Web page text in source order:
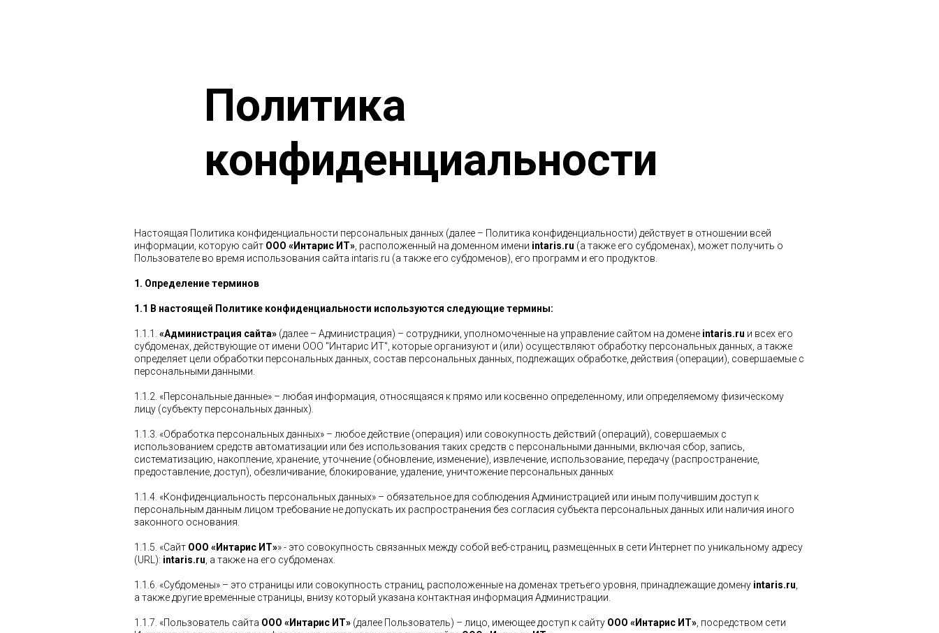
Политика
конфиденциальности
Настоящая Политика конфиденциальности персональных данных (далее – Политика конфиденциальности) действует в отношении всей
информации, которую сайт ООО «Интарис ИТ» , расположенный на доменном имени intaris.ru (а также его субдоменах), может получить о
Пользователе во время использования сайта intaris.ru (а также его субдоменов), его программ и его продуктов.
1. Определение терминов
1.1 В настоящей Политике конфиденциальности используются следующие термины:
1.1.1. «Администрация сайта» (далее – Администрация) – сотрудники, уполномоченные на управление сайтом на домене intaris.ru и всех его
субдоменах, действующие от имени ООО "Интарис ИТ", которые организуют и (или) осуществляют обработку персональных данных, а также
определяет цели обработки персональных данных, состав персональных данных, подлежащих обработке, действия (операции), совершаемые с
персональными данными.
1.1.2. «Персональные данные» – любая информация, относящаяся к прямо или косвенно определенному, или определяемому физическому
лицу (субъекту персональных данных).
1.1.3. «Обработка персональных данных» – любое действие (операция) или совокупность действий (операций), совершаемых с
использованием средств автоматизации или без использования таких средств с персональными данными, включая сбор, запись,
систематизацию, накопление, хранение, уточнение (обновление, изменение), извлечение, использование, передачу (распространение,
предоставление, доступ), обезличивание, блокирование, удаление, уничтожение персональных данных
1.1.4. «Конфиденциальность персональных данных» – обязательное для соблюдения Администрацией или иным получившим доступ к
персональным данным лицом требование не допускать их распространения без согласия субъекта персональных данных или наличия иного
законного основания.
1.1.5. «Сайт ООО «Интарис ИТ»» - это совокупность связанных между собой веб-страниц, размещенных в сети Интернет по уникальному адресу
(URL): intaris.ru , а также на его субдоменах.
1.1.6. «Субдомены» – это страницы или совокупность страниц, расположенные на доменах третьего уровня, принадлежащие домену intaris.ru
а также другие временные страницы, внизу который указана контактная информация Администрации.
1.1.7. «Пользователь сайта ООО «Интарис ИТ» (далее Пользователь) – лицо, имеющее доступ к сайту ООО «Интарис ИТ» , посредством сети